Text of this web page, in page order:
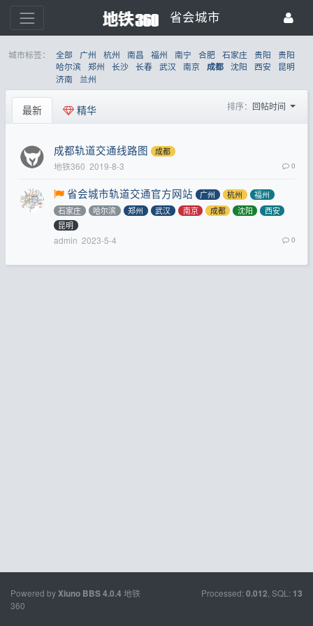
省会城市
城市标签： 全部 广州 杭州 南昌 福州 南宁 合肥 石家庄 贵阳
贵阳
哈尔滨 郑州 长沙 长春 武汉 南京 成都 沈阳 西安
昆明
济南
兰州
最新 精华 排序： 回帖时间
成都轨道交通线路图 成都
地铁360 2019-8-3 0
省会城市轨道交通官方网站 广州 杭州
福州
石家庄
哈尔滨 郑州 武汉 南京 成都 沈阳
西安
昆明
admin 2023-5-4 0
Powered byXiuno BBS4.0.4 地铁
360
Processed: 0.012 , SQL: 13